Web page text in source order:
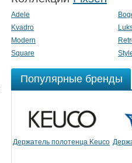
Adele
Kvadro
Modern
Square
Популярные бренды
Держатель полотенца Keuco